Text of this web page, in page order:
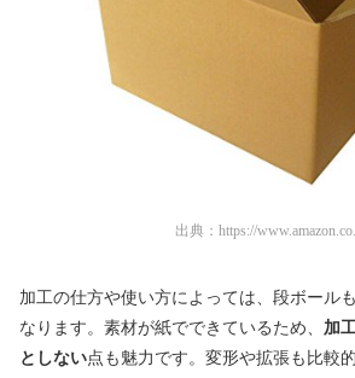
出典： https://
加工の仕方や使い方によっては、段ボール
なります。素材が紙でできているため、 加
としない点も魅力です。変形や拡張も比較